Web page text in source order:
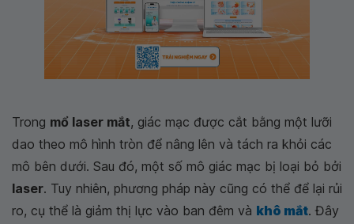
Trong mổ laser mắt, giác mạc được cắt bằng một lưỡi
dao theo mô hình tròn để nâng lên và tách ra khỏi các
mô bên dưới. Sau đó, một số mô giác mạc bị loại bỏ bởi
laser. Tuy nhiên, phương pháp này cũng có thể để lại rủi
ro, cụ thể là giảm thị lực vào ban đêm và khô mắt. Đây